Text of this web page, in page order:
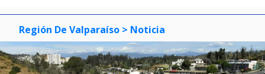
Región De Valparaíso > Noticia